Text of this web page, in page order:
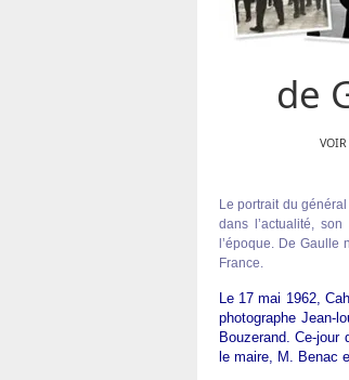
de
Le portrait du
dans l’actualité,
l’époque. De
France.
Le 17 mai 1962,
photographe Jean-
Bouzerand. Ce-jour
le maire, M. Benac